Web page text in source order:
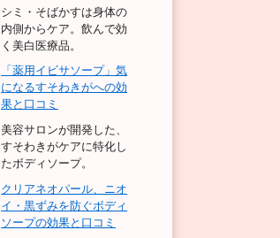
シミ・そばかすは身体の
内側からケア。飲んで効
く美白医療品。
「薬用イビサソープ」気
になるすそわきがへの効
果と口コミ
美容サロンが開発した、
すそわきがケアに特化し
たボディソープ。
クリアネオパール、ニオ
イ・黒ずみを防ぐボディ
ソープの効果と口コミ